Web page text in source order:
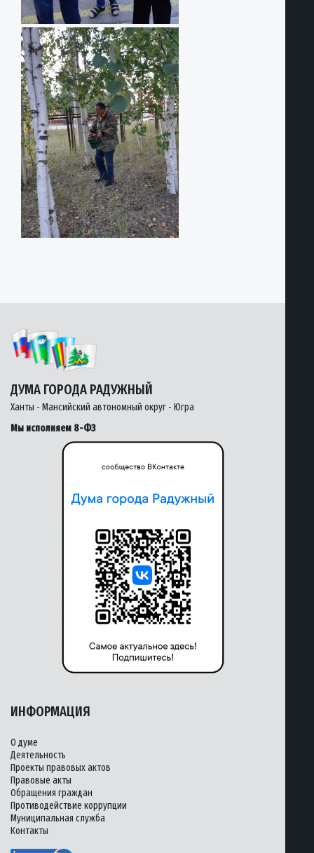
ДУМА ГОРОДА РАДУЖНЫЙ
Ханты - Мансийский автономный округ - Югра
Мы исполняем 8-ФЗ
ИНФОРМАЦИЯ
О думе
Деятельность
Проекты правовых актов
Правовые акты
Обращения граждан
Противодействие коррупции
Муниципальная служба
Контакты